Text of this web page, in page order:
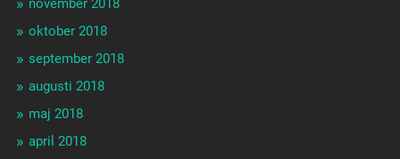
oktober 2018
september 2018
augusti 2018
maj 2018
april 2018